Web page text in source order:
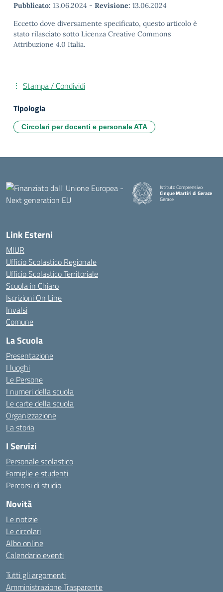
Pubblicato: 13.06.2024 - Revisione: 13.06.2024
Eccetto dove diversamente specificato, questo articolo è
stato rilasciato sotto Licenza Creative Commons
Attribuzione 4.0 Italia.
Stampa / Condividi
Tipologia
Circolari per docenti e personale ATA
Istituto Comprensivo
Cinque Martiri di Gerace
Gerace
Link Esterni
MIUR
Ufficio Scolastico Regionale
Ufficio Scolastico Territoriale
Scuola in Chiaro
Iscrizioni On Line
Invalsi
Comune
La Scuola
Presentazione
I luoghi
Le Persone
I numeri della scuola
Le carte della scuola
Organizzazione
La storia
I Servizi
Personale scolastico
Famiglie e studenti
Percorsi di studio
Novità
Le notizie
Le circolari
Albo online
Calendario eventi
Tutti gli argomenti
Amministrazione Trasparente